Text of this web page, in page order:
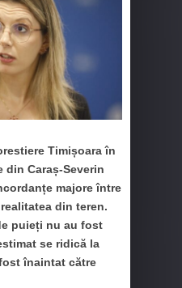
Timișoara în
din Caraș-Severin
majore între
din teren.
puieți nu au fost
se ridică la
înaintat către